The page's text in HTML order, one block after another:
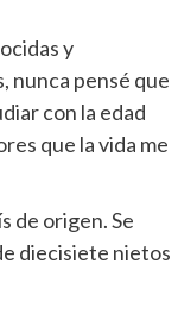
y
nunca pensé que
con la edad
que la vida me
de origen. Se
diecisiete nietos